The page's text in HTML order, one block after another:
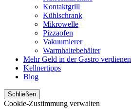
Kontaktgrill
Kühlschrank
Mikrowelle
Pizzaofen
Vakuumierer
Warmhaltebehälter
Mehr Geld in der Gastro verdienen
Kellnertipps
Blog
Schließen
Cookie-Zustimmung verwalten